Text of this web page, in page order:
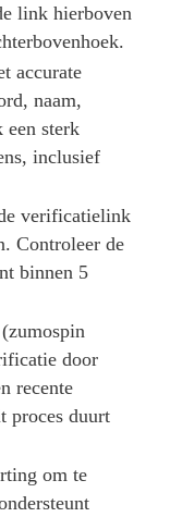
link hierboven
accurate
naam,
een sterk
inclusief
verificatielink
Controleer de
binnen 5
door
recente
proces duurt
om te